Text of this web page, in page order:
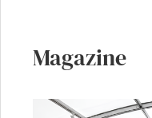
Magazine